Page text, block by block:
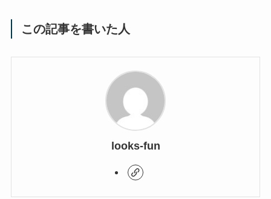
この記事を書いた人
looks-fun